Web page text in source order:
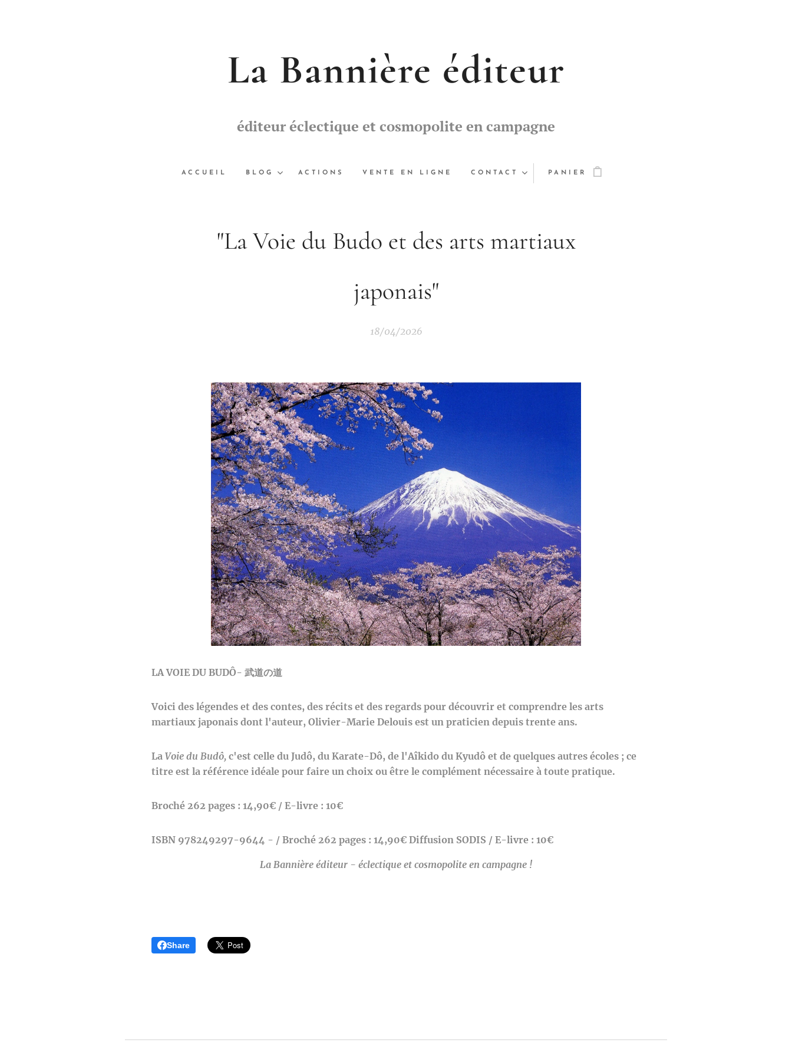
La Bannière éditeur
éditeur éclectique et cosmopolite en campagne
ACCUEIL BLOG ACTIONS VENTE EN LIGNE CONTACT PANIER
"La Voie du Budo et des arts martiaux
japonais"
18/04/2026
LA VOIE DU BUDÔ- 武道の道
Voici des légendes et des contes, des récits et des regards pour découvrir et comprendre les arts
martiaux japonais dont l'auteur, Olivier-Marie Delouis est un praticien depuis trente ans.
La Voie du Budô, c'est celle du Judô, du Karate-Dô, de l'Aîkido du Kyudô et de quelques autres écoles ; ce
titre est la référence idéale pour faire un choix ou être le complément nécessaire à toute pratique.
Broché 262 pages : 14,90€ / E-livre : 10€
ISBN 978249297-9644 - / Broché 262 pages : 14,90€ Diffusion SODIS / E-livre : 10€
La Bannière éditeur - éclectique et cosmopolite en campagne !
Share